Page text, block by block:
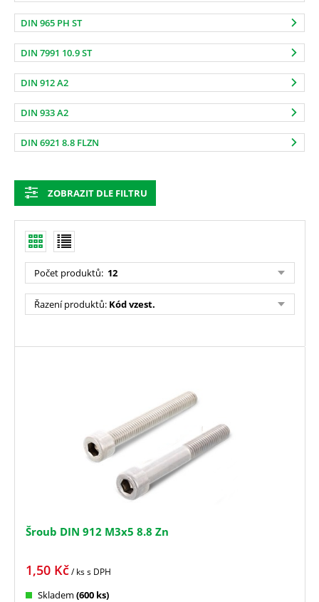
DIN 965 PH ST
DIN 7991 10.9 ST
DIN 912 A2
DIN 933 A2
DIN 6921 8.8 FLZN
ZOBRAZIT DLE FILTRU
Počet produktů: 12
Řazení produktů: Kód vzest.
Šroub DIN 912 M3x5 8.8 Zn
1,50 Kč/ kss DPH
Skladem (600 ks)